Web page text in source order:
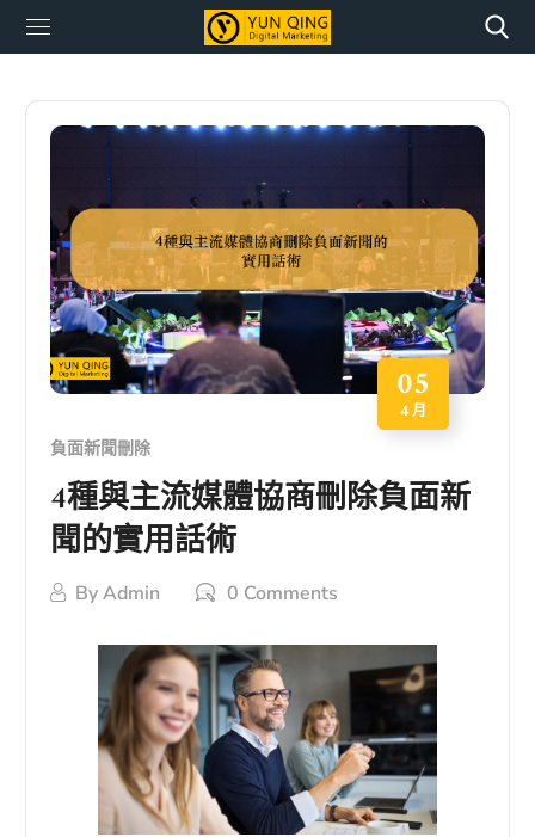
05
4 月
負面新聞刪除
4種與主流媒體協商刪除負面新
聞的實用話術
ByAdmin 0 Comments